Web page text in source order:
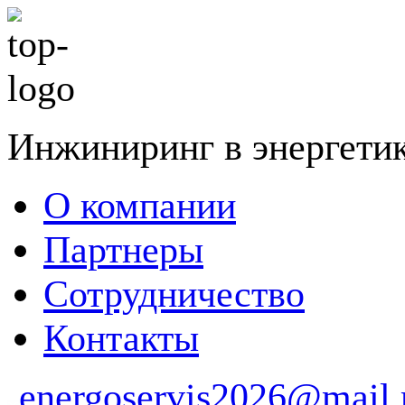
Инжиниринг в
О компании
Партнеры
Сотрудничество
Контакты